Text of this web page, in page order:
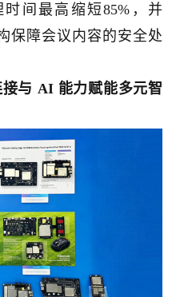
间最高缩短85%，并
保障会议内容的安全处
与 AI 能力赋能多元智